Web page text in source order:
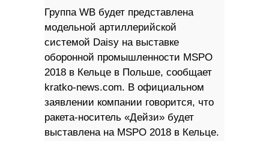
Группа WB будет представлена ​​
модельной артиллерийской
системой Daisy на выставке
оборонной промышленности MSPO
2018 в Кельце в Польше, сообщает
kratko-news.com. В официальном
заявлении компании говорится, что
ракета-носитель «Дейзи» будет
выставлена ​​на MSPO 2018 в Кельце.